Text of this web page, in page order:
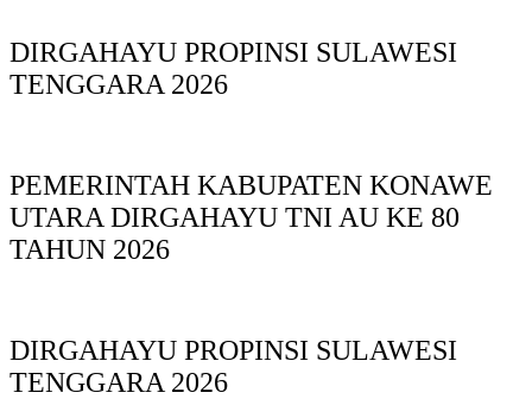
DIRGAHAYU PROPINSI SULAWESI
TENGGARA 2026
PEMERINTAH KABUPATEN KONAWE
UTARA DIRGAHAYU TNI AU KE 80
TAHUN 2026
DIRGAHAYU PROPINSI SULAWESI
TENGGARA 2026